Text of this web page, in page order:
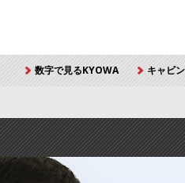
数字で見るKYOWA キャビ